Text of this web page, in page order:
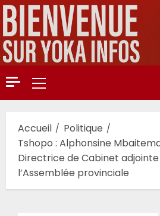
Aller
au
contenu
Menu
principal
Accueil
Politique
Tshopo : Alphonsine
Directrice de Cabinet
l’Assemblée provinciale